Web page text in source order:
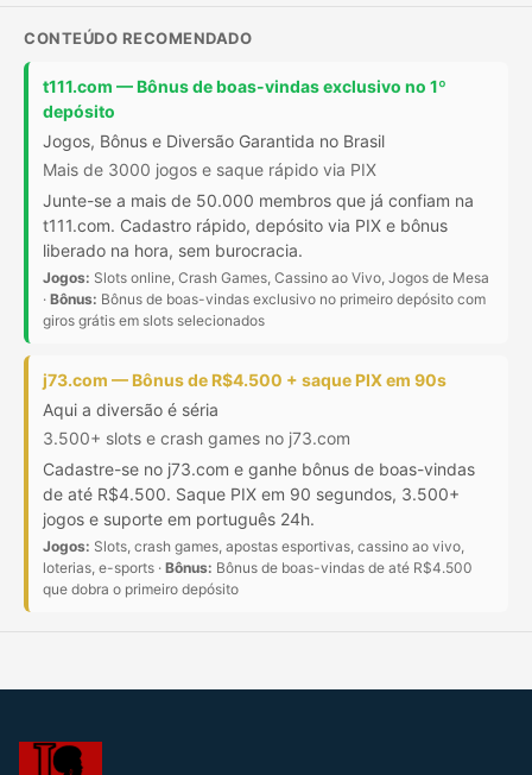
CONTEÚDO RECOMENDADO
t111.com — Bônus de boas-vindas exclusivo no 1º
depósito
Jogos, Bônus e Diversão Garantida no Brasil
Mais de 3000 jogos e saque rápido via PIX
Junte-se a mais de 50.000 membros que já confiam na
t111.com. Cadastro rápido, depósito via PIX e bônus
liberado na hora, sem burocracia.
Jogos: Slots online, Crash Games, Cassino ao Vivo, Jogos de Mesa
· Bônus: Bônus de boas-vindas exclusivo no primeiro depósito com
giros grátis em slots selecionados
j73.com — Bônus de R$4.500 + saque PIX em 90s
Aqui a diversão é séria
3.500+ slots e crash games no j73.com
Cadastre-se no j73.com e ganhe bônus de boas-vindas
de até R$4.500. Saque PIX em 90 segundos, 3.500+
jogos e suporte em português 24h.
Jogos: Slots, crash games, apostas esportivas, cassino ao vivo,
loterias, e-sports · Bônus: Bônus de boas-vindas de até R$4.500
que dobra o primeiro depósito